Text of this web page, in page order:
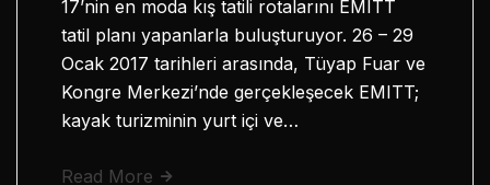
17’nin en moda kış tatili rotalarını EMITT
tatil planı yapanlarla buluşturuyor. 26 – 29
Ocak 2017 tarihleri arasında, Tüyap Fuar ve
Kongre Merkezi’nde gerçekleşecek EMITT;
kayak turizminin yurt içi ve…
Read More